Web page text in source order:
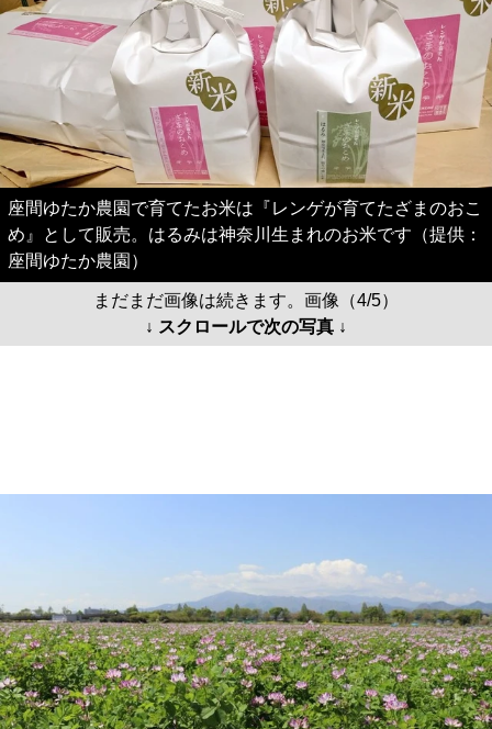
座間ゆたか農園で育てたお米は『レンゲが育てたざまのおこ
め』として販売。はるみは神奈川生まれのお米です（提供：
座間ゆたか農園）
まだまだ画像は続きます。画像（4/5）
↓ スクロールで次の写真 ↓